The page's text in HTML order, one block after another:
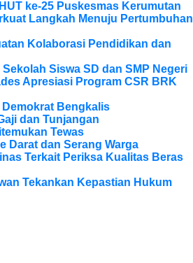
ke-25 Puskesmas Kerumutan
Langkah Menuju Pertumbuhan
Kolaborasi Pendidikan dan
Siswa SD dan SMP Negeri
Apresiasi Program CSR BRK
Demokrat Bengkalis
dan Tunjangan
Tewas
Darat dan Serang Warga
Terkait Periksa Kualitas Beras
Tekankan Kepastian Hukum